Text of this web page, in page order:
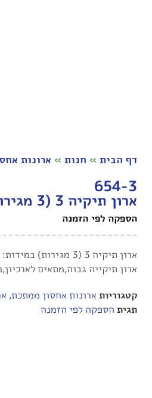
דף הבית » חנות » ארונות
654-3
ארון תיקיה 3 (3 מגירות)
הספקה לפי הזמנה
ארון תיקיה 3 (3 מגירות) במידות: רוחב: 470,עומק: 650,גובה 1000 מ"מ
ארון תיקייה גבוה,מתאים
קטגוריות ארונות אחסון ממתכת,
תגית הספקה לפי הזמנה